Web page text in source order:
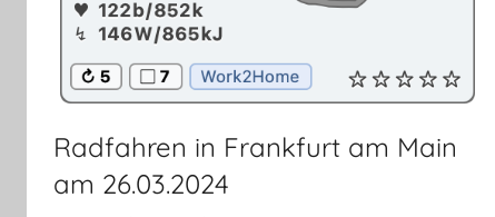
Radfahren in Frankfurt am Main
am 26.03.2024